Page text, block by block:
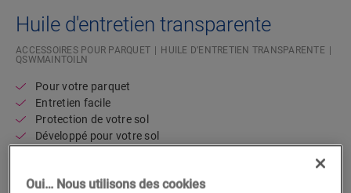
Huile d'entretien transparente
ACCESSOIRES POUR PARQUET
HUILE D’ENTRETIEN TRANSPARENTE
QSWMAINTOILN
Pour votre parquet
Entretien facile
Protection de votre sol
Développé pour votre sol
Oui… Nous utilisons des cookies